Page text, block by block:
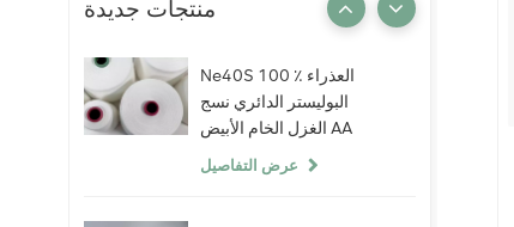
منتجات جديدة
Ne40S 100 ٪ العذراء
البوليستر الدائري نسج
الغزل الخام الأبيض AA
الصف الحياكة النسيج
عرض التفاصيل